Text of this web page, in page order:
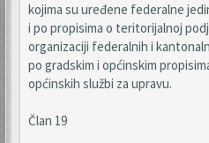
kojima su uređene federalne
i po propisima o teritorijalnoj
organizaciji federalnih i
po gradskim i općinskim
općinskih službi za upravu.
Član 19